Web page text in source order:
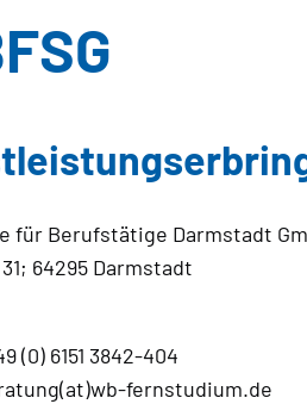
für Berufstätige Darmstadt
64295 Darmstadt
(0) 6151 3842-404
fernstudium.de